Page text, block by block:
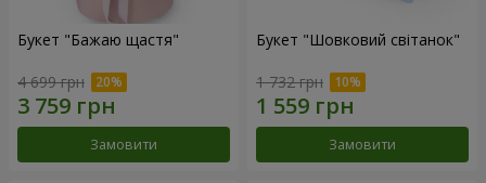
Букет "Бажаю щастя"
4 699 грн
Замовити
Букет "Шовковий світанок"
1 732 грн
Замовити